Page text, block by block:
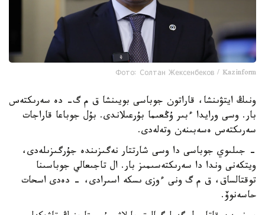
Фото: Солтан Жексенбеков / Kazinform
ونىڭ ايتۋىنشا، قاراتون جوباسى بويىنشا ق م گ- دە سەرىكتەس
بار. وسى ورايدا ءبىر ۇڭعىما بۇرعىلاندى. بۇل جوباعا قاراجات
سەرىكتەس ەسەبىنەن وتەلەدى.
- جىلىوي جوباسى دا وسى شارتتار نەگىزىندە جۇرگىزىلەدى،
ويتكەنى وندا دا سەرىكتەسىمىز بار. ال تاجىعالي جوباسىنا
توقتالساق، ق م گ ونى ءوزى ىسكە اسىرادى، - دەدى اسحات
حاسەنوۆ.